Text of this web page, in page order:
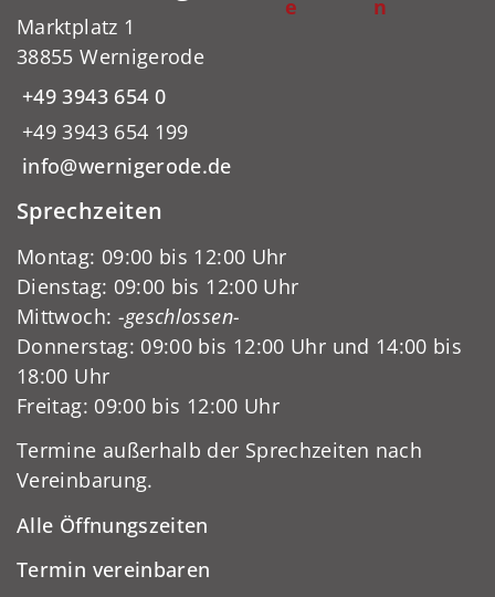
e
n
Marktplatz 1
38855 Wernigerode
+49 3943 654 0
+49 3943 654 199
info@wernigerode.de
Sprechzeiten
Montag: 09:00 bis 12:00 Uhr
Dienstag: 09:00 bis 12:00 Uhr
Mittwoch: -geschlossen-
Donnerstag: 09:00 bis 12:00 Uhr und 14:00 bis
18:00 Uhr
Freitag: 09:00 bis 12:00 Uhr
Termine außerhalb der Sprechzeiten nach
Vereinbarung.
Alle Öffnungszeiten
Termin vereinbaren